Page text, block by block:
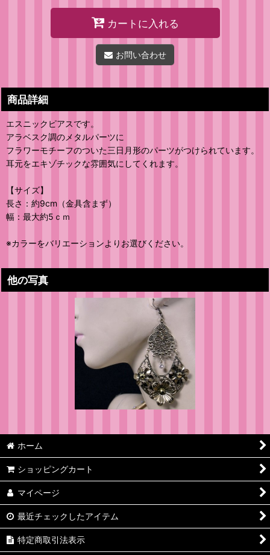
カートに入れる
お問い合わせ
商品詳細
エスニックピアスです。
アラベスク調のメタルパーツに
フラワーモチーフのついた三日月形のパーツがつけられています。
耳元をエキゾチックな雰囲気にしてくれます。
【サイズ】
長さ：約9cm（金具含まず）
幅：最大約5ｃｍ
※カラーをバリエーションよりお選びください。
他の写真
ホーム
ショッピングカート
マイページ
最近チェックしたアイテム
特定商取引法表示